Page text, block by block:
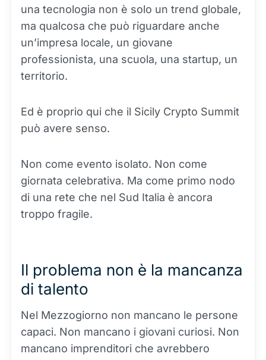
una tecnologia non è solo un trend globale,
ma qualcosa che può riguardare anche
un’impresa locale, un giovane
professionista, una scuola, una startup, un
territorio.
Ed è proprio qui che il Sicily Crypto Summit
può avere senso.
Non come evento isolato. Non come
giornata celebrativa. Ma come primo nodo
di una rete che nel Sud Italia è ancora
troppo fragile.
Il problema non è la mancanza
di talento
Nel Mezzogiorno non mancano le persone
capaci. Non mancano i giovani curiosi. Non
mancano imprenditori che avrebbero